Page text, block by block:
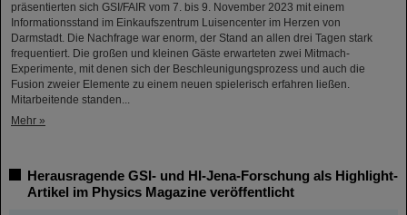
präsentierten sich GSI/FAIR vom 7. bis 9. November 2023 mit einem
Informationsstand im Einkaufszentrum Luisencenter im Herzen von
Darmstadt. Die Nachfrage war enorm, der Stand an allen drei Tagen stark
frequentiert. Die großen und kleinen Gäste erwarteten zwei Mitmach-
Experimente, mit denen sich der Beschleunigungsprozess und auch die
Fusion zweier Elemente zu einem neuen spielerisch erfahren ließen.
Mitarbeitende standen...
Mehr »
Herausragende GSI- und HI-Jena-Forschung als Highlight-
Artikel im Physics Magazine veröffentlicht